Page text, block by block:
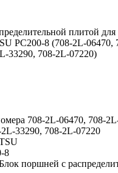
плитой
PC200-8 (708-2L-06470,
33290, 708-2L-07220)
708-2L-06470, 708-
33290, 708-2L-07220
8
поршней c